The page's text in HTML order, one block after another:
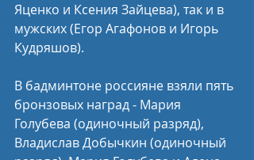
Яценко и Ксения Зайцева), так и в
мужских (Егор Агафонов и Игорь
Кудряшов).
В бадминтоне россияне взяли пять
бронзовых наград - Мария
Голубева (одиночный разряд),
Владислав Добычкин (одиночный